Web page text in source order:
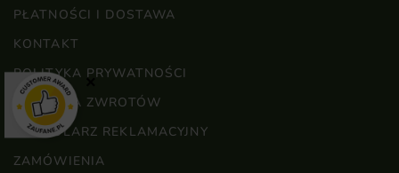
PŁATNOŚCI I DOSTAWA
KONTAKT
POLITYKA PRYWATNOŚCI
POLITYKA ZWROTÓW
FORMULARZ REKLAMACYJNY
ZAMÓWIENIA
×